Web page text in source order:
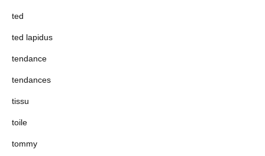
ted
ted lapidus
tendance
tendances
tissu
toile
tommy